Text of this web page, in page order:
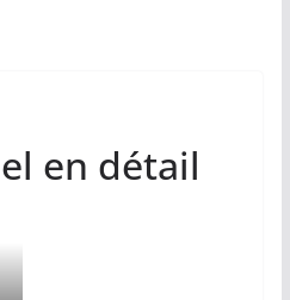
en détail